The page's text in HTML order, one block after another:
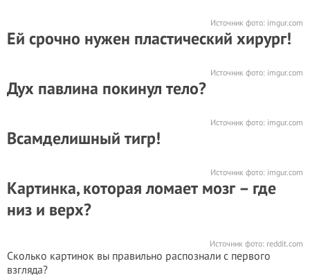
Источник фото: imgur.com
Ей срочно нужен пластический хирург!
Источник фото: imgur.com
Дух павлина покинул тело?
Источник фото: imgur.com
Всамделишный тигр!
Источник фото: imgur.com
Картинка, которая ломает мозг – где
низ и верх?
Источник фото: reddit.com
Сколько картинок вы правильно распознали с первого
взгляда?